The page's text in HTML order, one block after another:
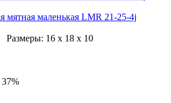
мятная маленькая LMR 21-25-4j
Размеры: 16 x 18 x 10
37%